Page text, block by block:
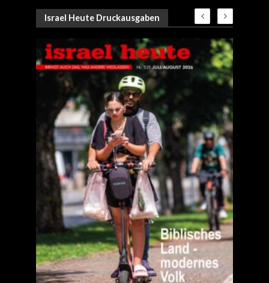
Israel Heute Druckausgaben